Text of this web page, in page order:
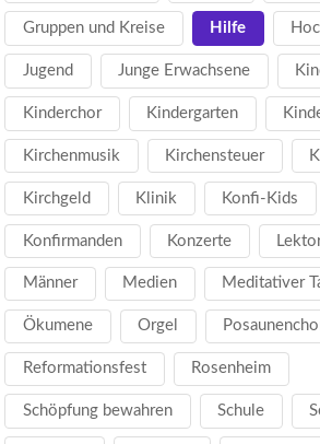
Gruppen und Kreise Hilfe
Jugend Junge Erwachsene
Kinderchor Kindergarten
Kirchenmusik Kirchensteuer
Kirchgeld Klinik Konfi-Kids
Konfirmanden Konzerte
Männer Medien Meditativer
Ökumene Orgel
Reformationsfest Rosenheim
Schöpfung bewahren Schule